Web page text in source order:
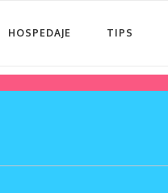
HOSPEDAJE TIPS